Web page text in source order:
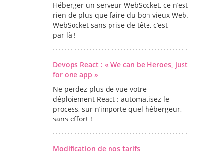
Héberger un serveur WebSocket, ce n’est
rien de plus que faire du bon vieux Web.
WebSocket sans prise de tête, c’est
par là !
Devops React : « We can be Heroes, just
for one app »
Ne perdez plus de vue votre
déploiement React : automatisez le
process, sur n’importe quel hébergeur,
sans effort !
Modification de nos tarifs